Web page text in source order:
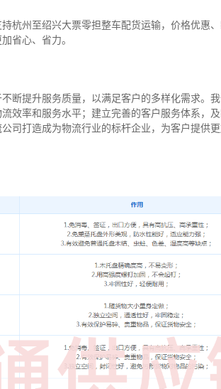
杭州至绍兴大票零担整车配货运输，价格优惠、
省心、省力。
断提升服务质量，以满足客户的多样化需求。
效率和服务水平；建立完善的客户服务体系，
司打造成为物流行业的标杆企业，为客户提供